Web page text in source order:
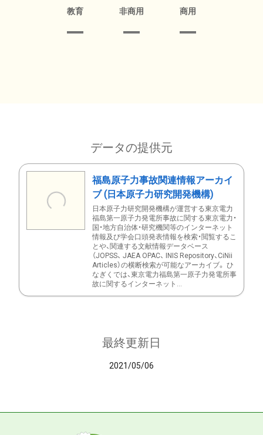
教育 非商用 商用
データの提供元
福島原子力事故関連情報アーカイ
ブ (日本原子力研究開発機構)
日本原子力研究開発機構が運営する東京電力
福島第一原子力発電所事故に関する東京電力・
国・地方自治体・研究機関等のインターネット
情報及び学会口頭発表情報を検索・閲覧するこ
とや、関連する文献情報データベース
（JOPSS、 JAEA OPAC、 INIS Repository、CiNii
Articles）の横断検索が可能なアーカイブ。 ひ
なぎくでは、東京電力福島第一原子力発電所事
故に関するインターネット...
最終更新日
2021/05/06